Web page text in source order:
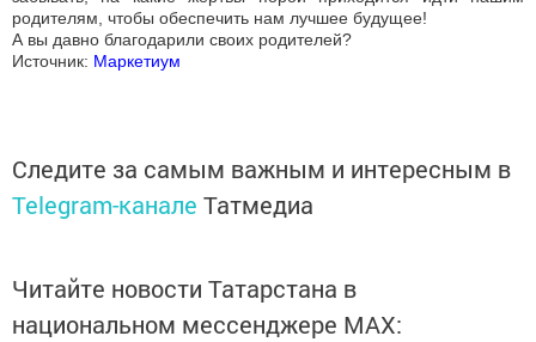
родителям, чтобы обеспечить нам лучшее будущее!
А вы давно благодарили своих родителей?
Источник: Маркетиум
Следите за самым важным и интересным в
Telegram-канале Татмедиа
Читайте новости Татарстана в
национальном мессенджере MАХ: